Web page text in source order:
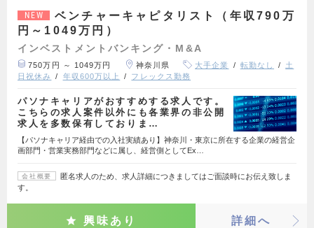
NEW
ベンチャーキャピタリスト（年収790万
円～1049万円）
インベストメントバンキング・M&A
750万円 ～ 1049万円 神奈川県 大手企業 転勤なし
土
日祝休み
年収600万以上 フレックス勤務
パソナキャリアがおすすめする求人です。
こちらの求人案件以外にも各業界の非公開
求人を多数保有しておりま…
【パソナキャリア経由での入社実績あり】神奈川・東京に所在する企業の経営企
画部門・営業実務部門などに属し、経営側としてEx…
会社概要
匿名求人のため、求人詳細につきましてはご面談時にお伝え致しま
す。
興味あり 詳細へ